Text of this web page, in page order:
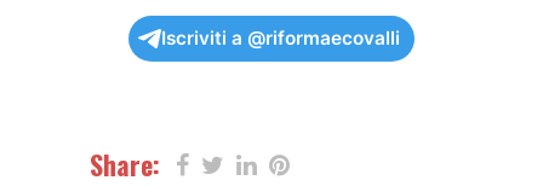
Iscriviti a @riformaecovalli
Share: